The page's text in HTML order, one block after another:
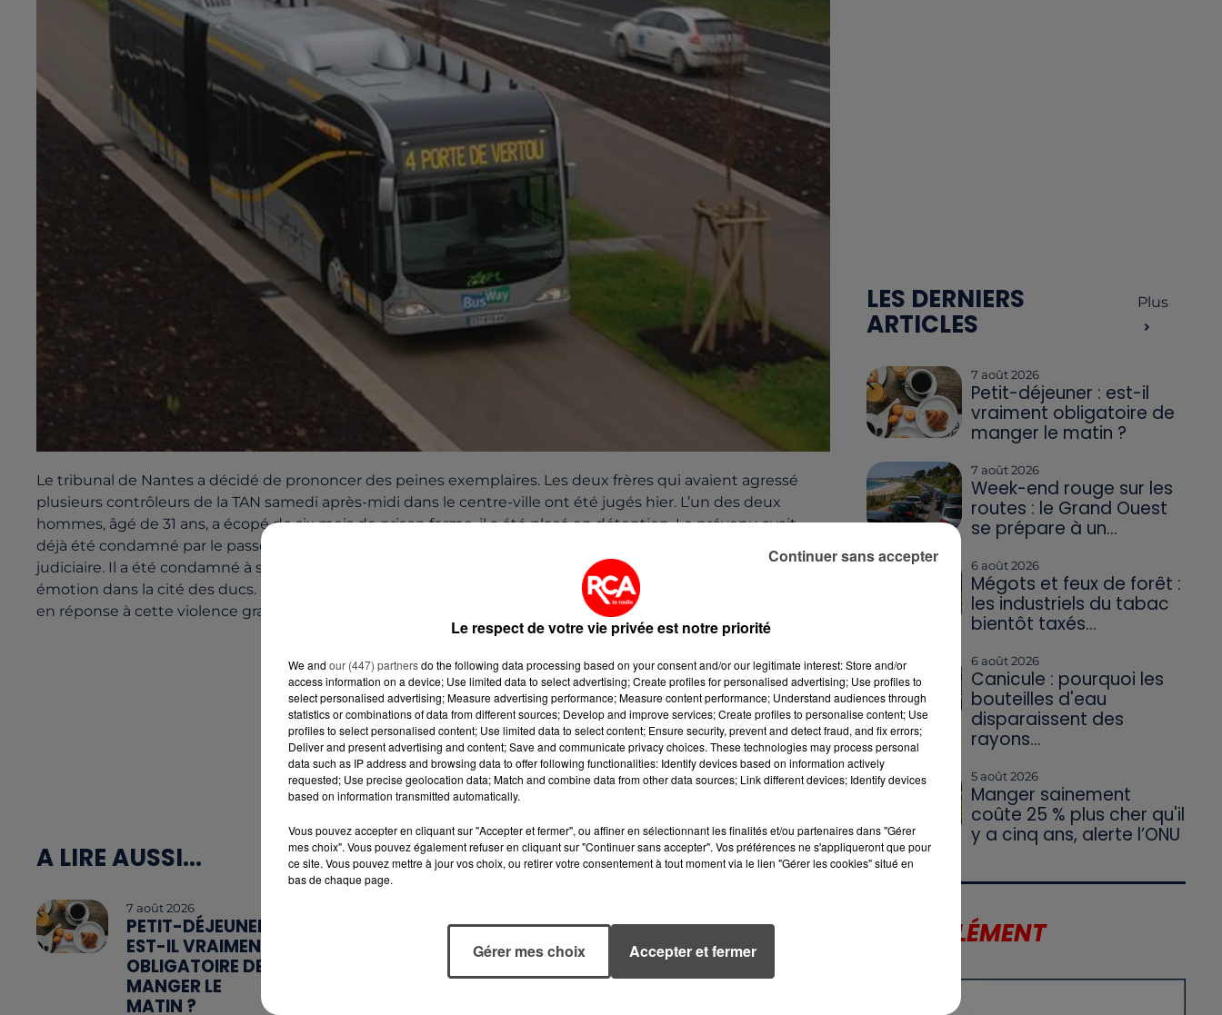
Le tribunal de Nantes a décidé de prononcer des peines exemplaires. Les deux frères qui avaient agressé
plusieurs contrôleurs de la TAN samedi après-midi dans le centre-ville ont été jugés hier. L’un des deux
hommes, âgé de 31 ans, a écopé de six mois de prison ferme, il a été placé en détention. Le prévenu avait
déjà été condamné par le passé des violences. Le plus jeune, âgé de 22 ans, ne possédait pas de casier
judiciaire. Il a été condamné à six mois de prison avec sursis. Ces nouvelles agressions ont suscité une vive
émotion dans la cité des ducs. Mardi dernier, les agents de la TAN avaient décidé de faire "
en réponse à cette violence gratuite.
A LIRE AUSSI...
7 août 2026
PETIT-DÉJEUNER :
EST-IL VRAIMENT
OBLIGATOIRE DE
MANGER LE
MATIN ?
WEEK-END
ROUGE SUR LES
GRAND OUEST SE
MÉGOTS ET FEUX
DE FORÊT : LES
TABAC BIENTÔT
LES DERNIERS
ARTICLES
Plus
7 août 2026
Petit-déjeuner : est-il
vraiment obligatoire de
manger le matin ?
7 août 2026
Week-end rouge sur les
routes : le Grand Ouest
se prépare à un...
6 août 2026
Mégots et feux de forêt :
les industriels du tabac
bientôt taxés...
6 août 2026
Canicule : pourquoi les
bouteilles d'eau
disparaissent des
rayons...
5 août 2026
Manger sainement
coûte 25 % plus cher qu'il
y a cinq ans, alerte l’ONU
LE SUPPLÉMENT
Le respect de votre vie privée est notre priorité
We and our (447) partnersdo the following data processing based on your consent and/or our legitimate interest: Store and/or
access information on a device; Use limited data to select advertising; Create profiles for personalised advertising; Use profiles to
select personalised advertising; Measure advertising performance; Measure content performance; Understand audiences through
statistics or combinations of data from different sources; Develop and improve services; Create profiles to personalise content; Use
profiles to select personalised content; Use limited data to select content; Ensure security, prevent and detect fraud, and fix errors;
Deliver and present advertising and content; Save and communicate privacy choices. These technologies may process personal
data such as IP address and browsing data to offer following functionalities: Identify devices based on information actively
requested; Use precise geolocation data; Match and combine data from other data sources; Link different devices; Identify devices
based on information transmitted automatically.
Vous pouvez accepter en cliquant sur "Accepter et fermer", ou affiner en sélectionnant les finalités et/ou partenaires dans "Gérer
mes choix". Vous pouvez également refuser en cliquant sur "Continuer sans accepter". Vos préférences ne s'appliqueront que pour
ce site. Vous pouvez mettre à jour vos choix, ou retirer votre consentement à tout moment via le lien "Gérer les cookies" situé en
bas de chaque page.
Gérer mes choix Accepter et fermer
Continuer sans accepter